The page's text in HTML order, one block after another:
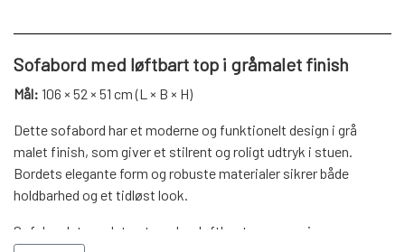
REOLER
REOL EDGE
REOL MISTRAL
REOL SIGN
VÆGPANELER
SPEJLE
MONTERING & LEVERING
OM OS
Sofabord med løftbart top i gråmalet finish
Mål: 106 × 52 × 51 cm (L × B × H)
Dette sofabord har et moderne og funktionelt design i grå
malet finish, som giver et stilrent og roligt udtryk i stuen.
Bordets elegante form og robuste materialer sikrer både
holdbarhed og et tidløst look.
Sofabordet er udstyret med en løftbar top, som giver nem